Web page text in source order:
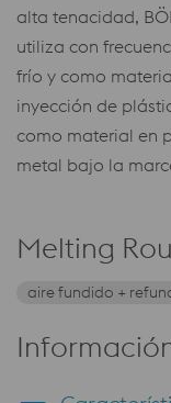
alta tenacidad,
utiliza con
frío y como
inyección de
como material en
metal bajo la
Melting
aire fundido +